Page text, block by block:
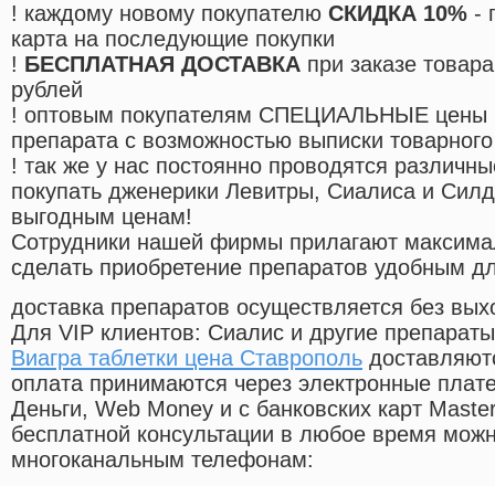
! каждому новому покупателю СКИДКА 10% -
карта на последующие покупки
! БЕСПЛАТНАЯ ДОСТАВКА при заказе
рублей
! оптовым покупателям СПЕЦИАЛЬНЫЕ цены
препарата с возможностью выписки
! так же у нас постоянно проводятся
покупать дженерики Левитры, Сиалиса и
выгодным ценам!
Cотрудники нашей фирмы прилагают
сделать приобретение препаратов удобным
доставка препаратов осуществляется без
Для VIP клиентов: Сиалис и другие
Виагра таблетки цена Ставрополь
оплата принимаются через электронные
Деньги, Web Money и с банковских карт
бесплатной консультации в любое время
многоканальным телефонам: